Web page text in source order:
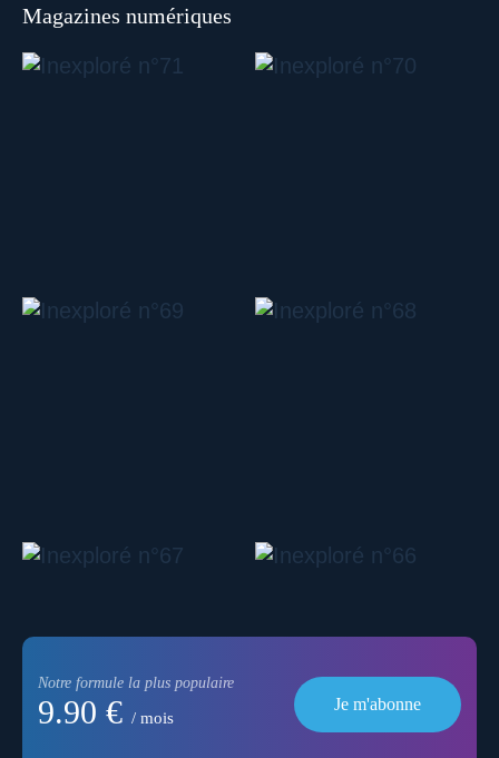
Magazines numériques
Notre formule la plus populaire
9.90 € / mois
Je m'abonne